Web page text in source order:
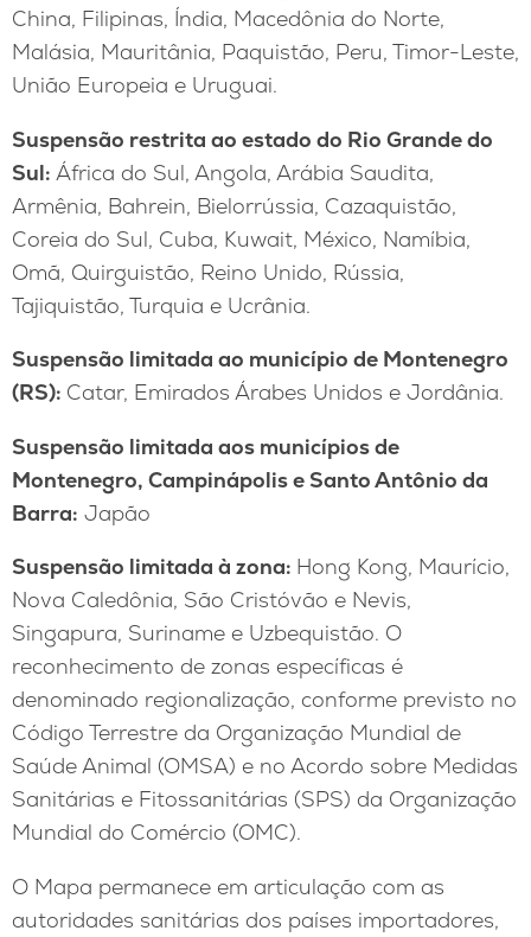
China, Filipinas, Índia, Macedônia do Norte,
Malásia, Mauritânia, Paquistão, Peru, Timor-Leste,
União Europeia e Uruguai.
Suspensão restrita ao estado do Rio Grande do
Sul: África do Sul, Angola, Arábia Saudita,
Armênia, Bahrein, Bielorrússia, Cazaquistão,
Coreia do Sul, Cuba, Kuwait, México, Namíbia,
Omã, Quirguistão, Reino Unido, Rússia,
Tajiquistão, Turquia e Ucrânia.
Suspensão limitada ao município de Montenegro
(RS): Catar, Emirados Árabes Unidos e Jordânia.
Suspensão limitada aos municípios de
Montenegro, Campinápolis e Santo Antônio da
Barra: Japão
Suspensão limitada à zona: Hong Kong, Maurício,
Nova Caledônia, São Cristóvão e Nevis,
Singapura, Suriname e Uzbequistão. O
reconhecimento de zonas específicas é
denominado regionalização, conforme previsto no
Código Terrestre da Organização Mundial de
Saúde Animal (OMSA) e no Acordo sobre Medidas
Sanitárias e Fitossanitárias (SPS) da Organização
Mundial do Comércio (OMC).
O Mapa permanece em articulação com as
autoridades sanitárias dos países importadores,